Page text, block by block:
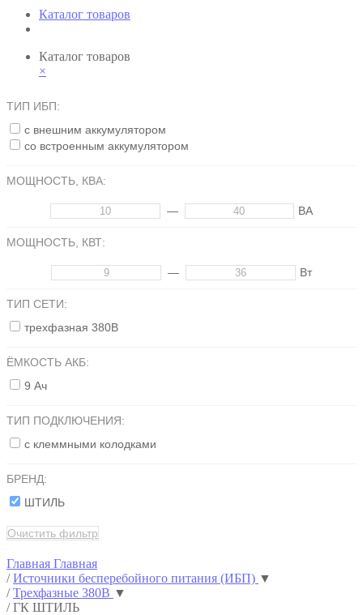
Каталог товаров
Каталог товаров
×
ТИП ИБП:
с внешним аккумулятором
со встроенным аккумулятором
МОЩНОСТЬ, КВА:
— ВА
МОЩНОСТЬ, КВТ:
— Вт
ТИП СЕТИ:
трехфазная 380В
ЁМКОСТЬ АКБ:
9 Ач
ТИП ПОДКЛЮЧЕНИЯ:
с клеммными колодками
БРЕНД:
ШТИЛЬ
Очистить фильтр
Главная Главная
/ Источники бесперебойного питания (ИБП) ▼
/ Трехфазные 380В ▼
/ ГК ШТИЛЬ